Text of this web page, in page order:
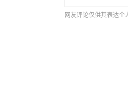
网友评论仅供其表达个